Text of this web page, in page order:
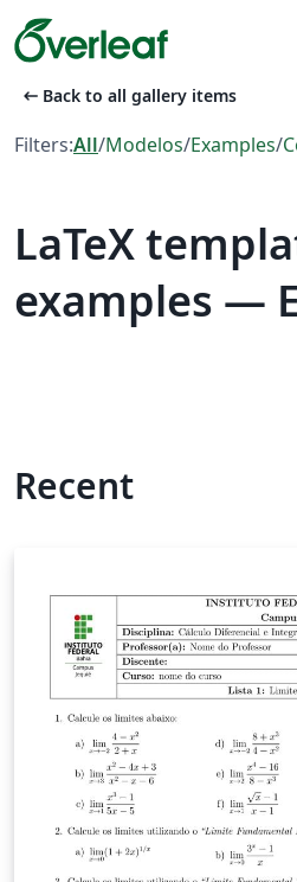
arrow_left_alt Back to all gallery items
Filters:All/Modelos/Examples/
LaTeX
examples —
Recent